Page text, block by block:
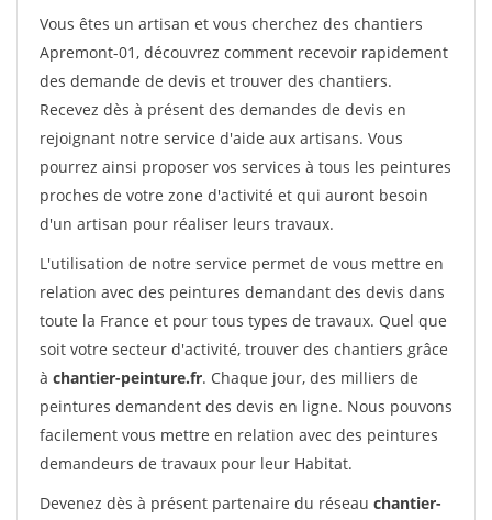
Vous êtes un artisan et vous cherchez des chantiers
Apremont-01, découvrez comment recevoir rapidement
des demande de devis et trouver des chantiers.
Recevez dès à présent des demandes de devis en
rejoignant notre service d'aide aux artisans. Vous
pourrez ainsi proposer vos services à tous les peintures
proches de votre zone d'activité et qui auront besoin
d'un artisan pour réaliser leurs travaux.
L'utilisation de notre service permet de vous mettre en
relation avec des peintures demandant des devis dans
toute la France et pour tous types de travaux. Quel que
soit votre secteur d'activité, trouver des chantiers grâce
à chantier-peinture.fr. Chaque jour, des milliers de
peintures demandent des devis en ligne. Nous pouvons
facilement vous mettre en relation avec des peintures
demandeurs de travaux pour leur Habitat.
Devenez dès à présent partenaire du réseau chantier-